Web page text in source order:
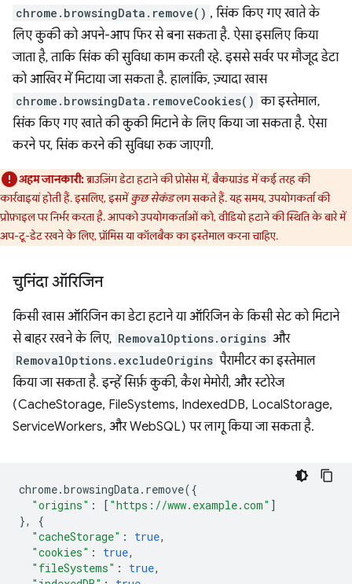
chrome.browsingData.remove() , सिंक किए गए खाते के
लिए कुकी को अपने-आप फिर से बना सकता है. ऐसा इसलिए किया
जाता है, ताकि सिंक की सुविधा काम करती रहे. इससे सर्वर पर मौजूद डेटा
को आखिर में मिटाया जा सकता है. हालांकि, ज़्यादा खास
chrome.browsingData.removeCookies() का इस्तेमाल,
सिंक किए गए खाते की कुकी मिटाने के लिए किया जा सकता है. ऐसा
करने पर, सिंक करने की सुविधा रुक जाएगी.
अहम जानकारी:ब्राउज़िंग डेटा हटाने की प्रोसेस में, बैकग्राउंड में कई तरह की
कार्रवाइयां होती हैं. इसलिए, इसमेंकुछ सेकंडलग सकते हैं. यह समय, उपयोगकर्ता की
प्रोफ़ाइल पर निर्भर करता है. आपको उपयोगकर्ताओं को, वीडियो हटाने की स्थिति के बारे में
अप-टू-डेट रखने के लिए, प्रॉमिस या कॉलबैक का इस्तेमाल करना चाहिए.
चुनिंदा ऑरिजिन
किसी खास ऑरिजिन का डेटा हटाने या ऑरिजिन के किसी सेट को मिटाने
से बाहर रखने के लिए, RemovalOptions.origins और
RemovalOptions.excludeOrigins पैरामीटर का इस्तेमाल
किया जा सकता है. इन्हें सिर्फ़ कुकी, कैश मेमोरी, और स्टोरेज
(CacheStorage, FileSystems, IndexedDB, LocalStorage,
ServiceWorkers, और WebSQL) पर लागू किया जा सकता है.
chrome.browsingData. remove({
"origins" : [ "https://www.example.com" ]
},
{
"cacheStorage" : true,
"cookies" : true,
"fileSystems" : true,